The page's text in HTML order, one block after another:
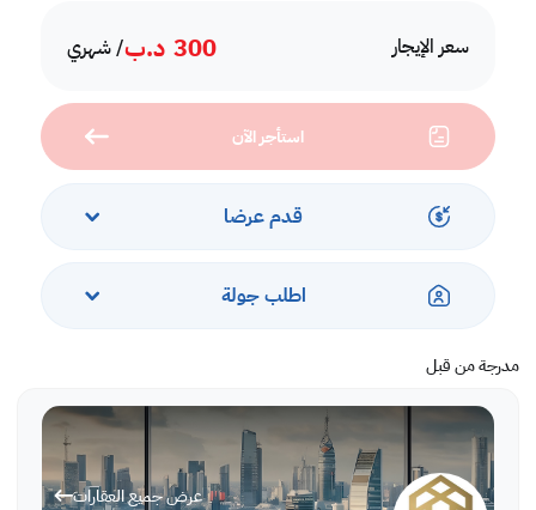
سعر الإيجار 300 د.ب/ شهري
استأجر الآن
قدم عرضا
اطلب جولة
مدرجة من قبل
عرض جميع العقارات